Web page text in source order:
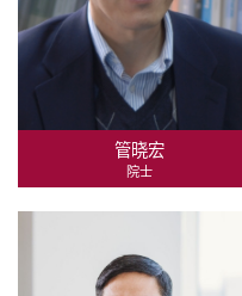
管晓宏
院士